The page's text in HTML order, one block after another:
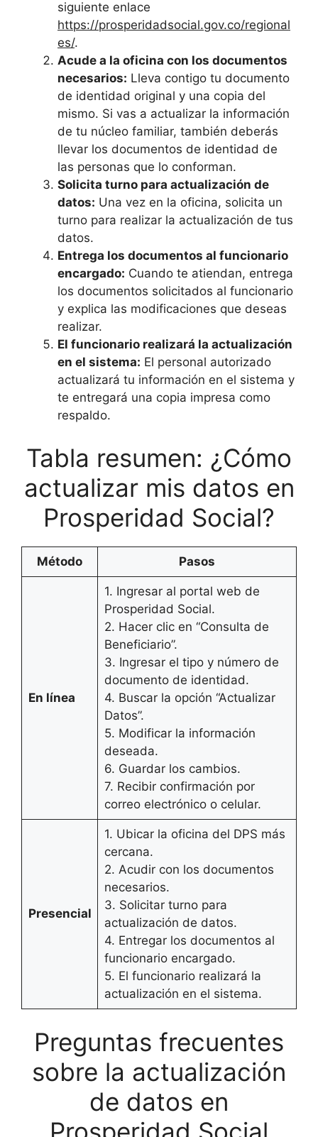
siguiente enlace
https://prosperidadsocial.gov.co/regional
es/.
Acude a la oficina con los documentos
necesarios: Lleva contigo tu documento
de identidad original y una copia del
mismo. Si vas a actualizar la información
de tu núcleo familiar, también deberás
llevar los documentos de identidad de
las personas que lo conforman.
Solicita turno para actualización de
datos: Una vez en la oficina, solicita un
turno para realizar la actualización de tus
datos.
Entrega los documentos al funcionario
encargado: Cuando te atiendan, entrega
los documentos solicitados al funcionario
y explica las modificaciones que deseas
realizar.
El funcionario realizará la actualización
en el sistema: El personal autorizado
actualizará tu información en el sistema y
te entregará una copia impresa como
respaldo.
Tabla resumen: ¿Cómo
actualizar mis datos en
Prosperidad Social?
Método Pasos
En línea
1. Ingresar al portal web de
Prosperidad Social.
2. Hacer clic en “Consulta de
Beneficiario”.
3. Ingresar el tipo y número de
documento de identidad.
4. Buscar la opción “Actualizar
Datos”.
5. Modificar la información
deseada.
6. Guardar los cambios.
7. Recibir confirmación por
correo electrónico o celular.
Presencial
1. Ubicar la oficina del DPS más
cercana.
2. Acudir con los documentos
necesarios.
3. Solicitar turno para
actualización de datos.
4. Entregar los documentos al
funcionario encargado.
5. El funcionario realizará la
actualización en el sistema.
Preguntas frecuentes
sobre la actualización
de datos en